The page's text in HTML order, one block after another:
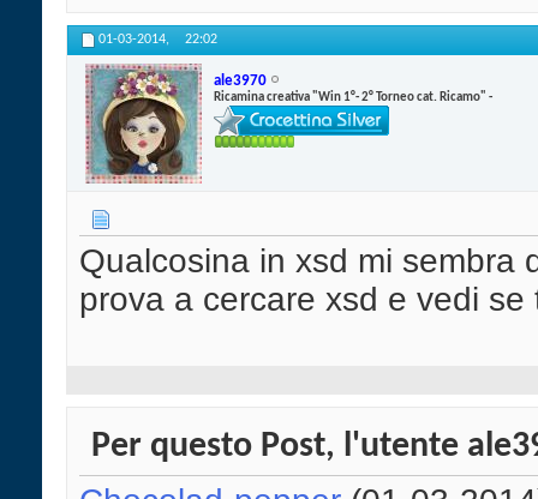
01-03-2014, 22:02
ale3970
Ricamina creativa "Win 1°- 2° Torneo cat. Ricamo" -
Qualcosina in xsd mi sembra
prova a cercare xsd e vedi
Per questo Post, l'utente